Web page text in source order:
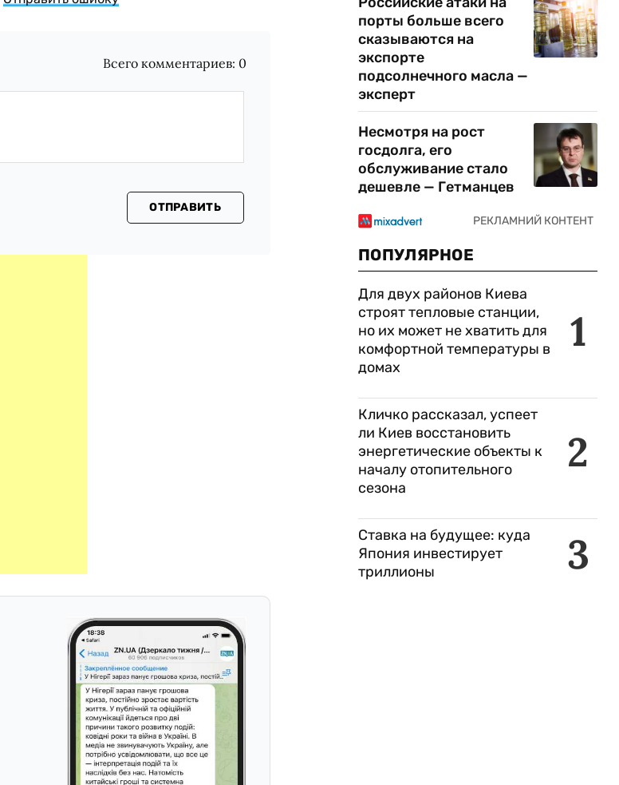
Всего комментариев: 0
ОТПРАВИТЬ
порты больше всего
сказываются на
экспорте
подсолнечного масла —
эксперт
Несмотря на рост
госдолга, его
обслуживание стало
дешевле — Гетманцев
ПОПУЛЯРНОЕ
1
Для двух районов Киева
строят тепловые станции,
но их может не хватить для
комфортной температуры в
домах
2
Кличко рассказал, успеет
ли Киев восстановить
энергетические объекты к
началу отопительного
сезона
3
Ставка на будущее: куда
Япония инвестирует
триллионы